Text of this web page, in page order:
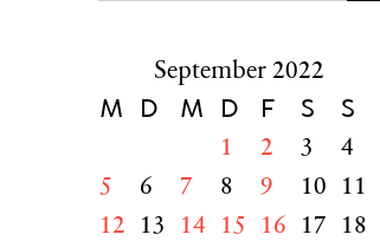
September 2022
M D M D F S S
1 2 3
4
5
6 7 8 9 10
11
12
13 14 15 16 17
18